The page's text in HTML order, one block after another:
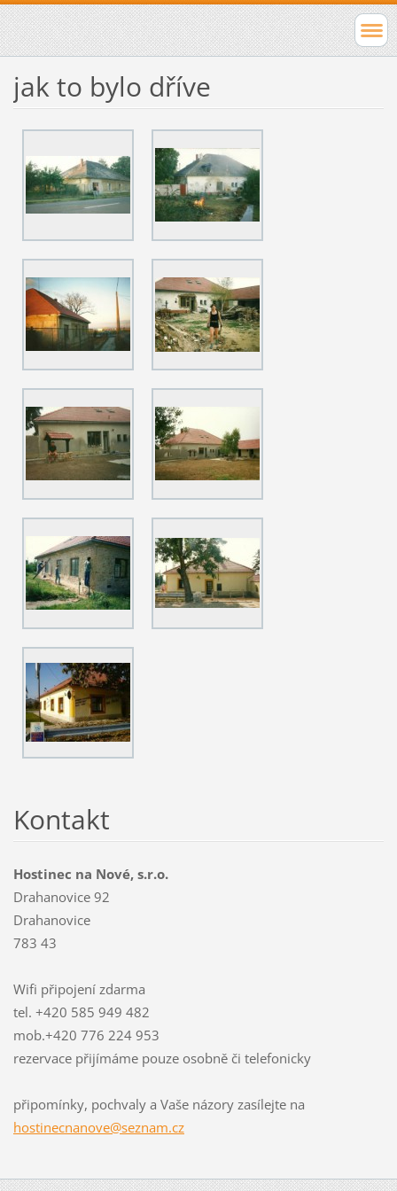
jak to bylo dříve
Kontakt
Hostinec na Nové, s.r.o.
Drahanovice 92
Drahanovice
783 43
Wifi připojení zdarma
tel. +420 585 949 482
mob.+420 776 224 953
rezervace přijímáme pouze osobně či telefonicky
připomínky, pochvaly a Vaše názory zasílejte na
hostinecnanove@seznam.cz